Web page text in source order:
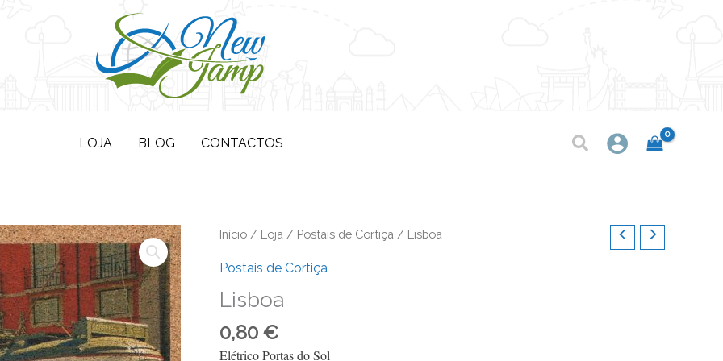
LOJA BLOG CONTACTOS
Início / Loja / Postais de Cortiça / Lisboa
Postais de Cortiça
Lisboa
0,80 €
Elétrico Portas do Sol